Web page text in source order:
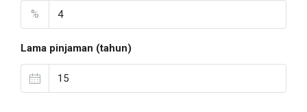
%
Lama pinjaman (tahun)